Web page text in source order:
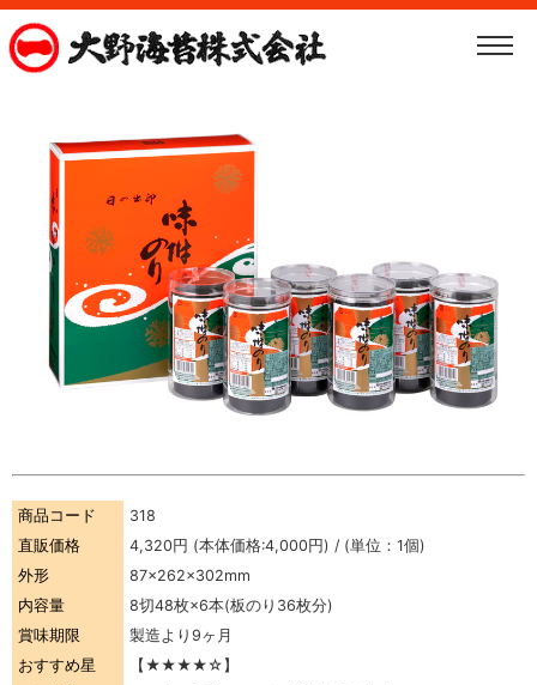
商品コード
318
直販価格
4,320円 (本体価格:4,000円) / (単位：1個)
外形
87×262×302mm
内容量
8切48枚×6本(板のり36枚分)
賞味期限
製造より9ヶ月
おすすめ星
【★★★★☆】